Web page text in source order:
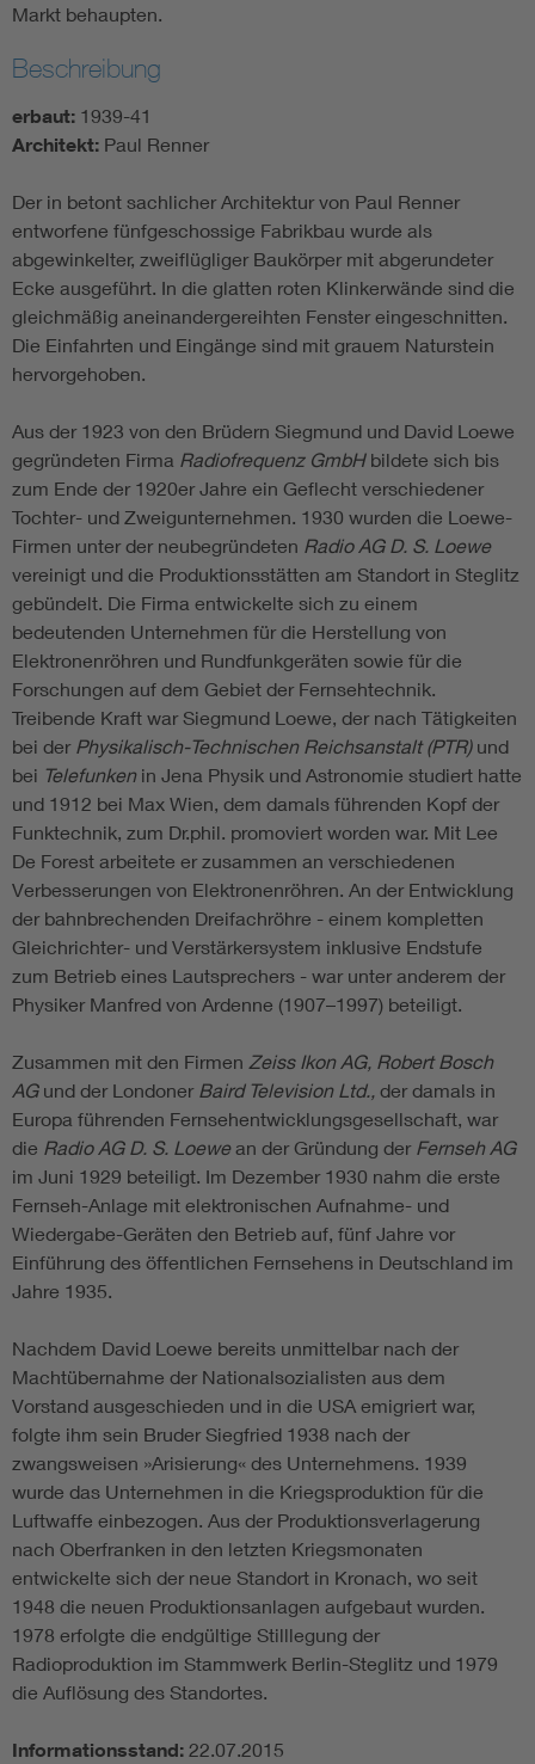
Markt behaupten.
Beschreibung
erbaut: 1939-41
Architekt: Paul Renner
Der in betont sachlicher Architektur von Paul Renner
entworfene fünfgeschossige Fabrikbau wurde als
abgewinkelter, zweiflügliger Baukörper mit abgerundeter
Ecke ausgeführt. In die glatten roten Klinkerwände sind die
gleichmäßig aneinandergereihten Fenster eingeschnitten.
Die Einfahrten und Eingänge sind mit grauem Naturstein
hervorgehoben.
Aus der 1923 von den Brüdern Siegmund und David Loewe
gegründeten Firma Radiofrequenz GmbH bildete sich bis
zum Ende der 1920er Jahre ein Geflecht verschiedener
Tochter- und Zweigunternehmen. 1930 wurden die Loewe-
Firmen unter der neubegründeten Radio AG D. S. Loewe
vereinigt und die Produktionsstätten am Standort in Steglitz
gebündelt. Die Firma entwickelte sich zu einem
bedeutenden Unternehmen für die Herstellung von
Elektronenröhren und Rundfunkgeräten sowie für die
Forschungen auf dem Gebiet der Fernsehtechnik.
Treibende Kraft war Siegmund Loewe, der nach Tätigkeiten
bei der Physikalisch-Technischen Reichsanstalt (PTR)und
bei Telefunkenin Jena Physik und Astronomie studiert hatte
und 1912 bei Max Wien, dem damals führenden Kopf der
Funktechnik, zum Dr.phil. promoviert worden war. Mit Lee
De Forest arbeitete er zusammen an verschiedenen
Verbesserungen von Elektronenröhren. An der Entwicklung
der bahnbrechenden Dreifachröhre - einem kompletten
Gleichrichter- und Verstärkersystem inklusive Endstufe
zum Betrieb eines Lautsprechers - war unter anderem der
Physiker Manfred von Ardenne (1907–1997) beteiligt.
Zusammen mit den Firmen Zeiss Ikon AG, Robert Bosch
AGund der Londoner Baird Television Ltd., der damals in
Europa führenden Fernsehentwicklungsgesellschaft, war
die Radio AG D. S. Loewean der Gründung der Fernseh AG
im Juni 1929 beteiligt. Im Dezember 1930 nahm die erste
Fernseh-Anlage mit elektronischen Aufnahme- und
Wiedergabe-Geräten den Betrieb auf, fünf Jahre vor
Einführung des öffentlichen Fernsehens in Deutschland im
Jahre 1935.
Nachdem David Loewe bereits unmittelbar nach der
Machtübernahme der Nationalsozialisten aus dem
Vorstand ausgeschieden und in die USA emigriert war,
folgte ihm sein Bruder Siegfried 1938 nach der
zwangsweisen »Arisierung« des Unternehmens. 1939
wurde das Unternehmen in die Kriegsproduktion für die
Luftwaffe einbezogen. Aus der Produktionsverlagerung
nach Oberfranken in den letzten Kriegsmonaten
entwickelte sich der neue Standort in Kronach, wo seit
1948 die neuen Produktionsanlagen aufgebaut wurden.
1978 erfolgte die endgültige Stilllegung der
Radioproduktion im Stammwerk Berlin-Steglitz und 1979
die Auflösung des Standortes.
Informationsstand: 22.07.2015